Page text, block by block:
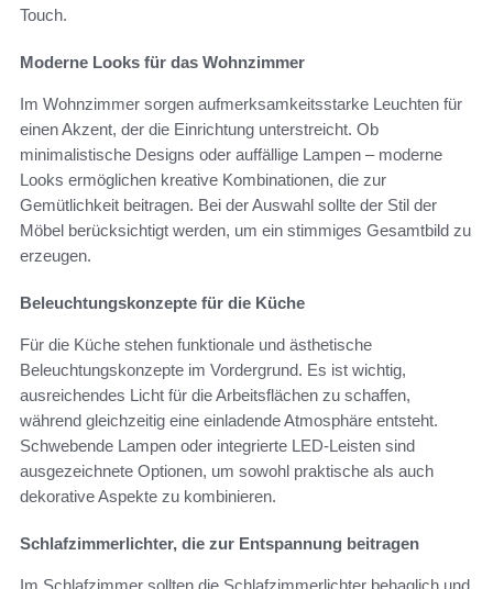
Touch.
Moderne Looks für das Wohnzimmer
Im Wohnzimmer sorgen aufmerksamkeitsstarke Leuchten für
einen Akzent, der die Einrichtung unterstreicht. Ob
minimalistische Designs oder auffällige Lampen – moderne
Looks ermöglichen kreative Kombinationen, die zur
Gemütlichkeit beitragen. Bei der Auswahl sollte der Stil der
Möbel berücksichtigt werden, um ein stimmiges Gesamtbild zu
erzeugen.
Beleuchtungskonzepte für die Küche
Für die Küche stehen funktionale und ästhetische
Beleuchtungskonzepte im Vordergrund. Es ist wichtig,
ausreichendes Licht für die Arbeitsflächen zu schaffen,
während gleichzeitig eine einladende Atmosphäre entsteht.
Schwebende Lampen oder integrierte LED-Leisten sind
ausgezeichnete Optionen, um sowohl praktische als auch
dekorative Aspekte zu kombinieren.
Schlafzimmerlichter, die zur Entspannung beitragen
Im Schlafzimmer sollten die Schlafzimmerlichter behaglich und